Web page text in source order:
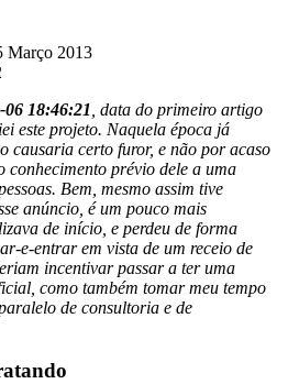
Março 2013
06 18:46:21 , data do primeiro artigo
este projeto. Naquela época já
causaria certo furor, e não por acaso
conhecimento prévio dele a uma
Bem, mesmo assim tive
anúncio, é um pouco mais
de início, e perdeu de forma
e-entrar em vista de um receio de
incentivar passar a ter uma
como também tomar meu tempo
de consultoria e de